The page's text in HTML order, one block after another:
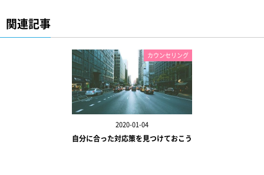
関連記事
2020-01-04
カウンセリング
自分に合った対応策を見つけておこう